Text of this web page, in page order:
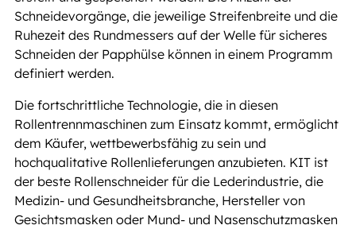
Schneidevorgänge, die jeweilige Streifenbreite und die
Ruhezeit des Rundmessers auf der Welle für sicheres
Schneiden der Papphülse können in einem Programm
definiert werden.
Die fortschrittliche Technologie, die in diesen
Rollentrennmaschinen zum Einsatz kommt, ermöglicht
dem Käufer, wettbewerbsfähig zu sein und
hochqualitative Rollenlieferungen anzubieten. KIT ist
der beste Rollenschneider für die Lederindustrie, die
Medizin- und Gesundheitsbranche, Hersteller von
Gesichtsmasken oder Mund- und Nasenschutzmasken